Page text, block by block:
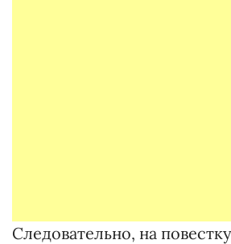
Следовательно, на